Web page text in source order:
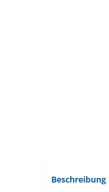
Beschreibung